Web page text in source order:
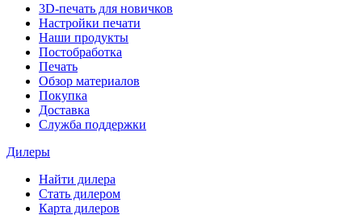
3D-печать для новичков
Настройки печати
Наши продукты
Постобработка
Печать
Обзор материалов
Покупка
Доставка
Служба поддержки
Дилеры
Найти дилера
Cтать дилером
Карта дилеров